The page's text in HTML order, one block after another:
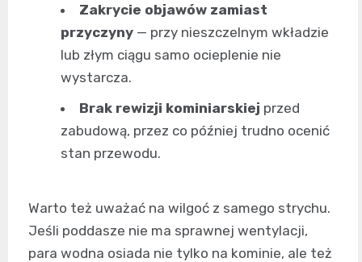
Zakrycie objawów zamiast
przyczyny — przy nieszczelnym wkładzie
lub złym ciągu samo ocieplenie nie
wystarcza.
Brak rewizji kominiarskiej przed
zabudową, przez co później trudno ocenić
stan przewodu.
Warto też uważać na wilgoć z samego strychu.
Jeśli poddasze nie ma sprawnej wentylacji,
para wodna osiada nie tylko na kominie, ale też